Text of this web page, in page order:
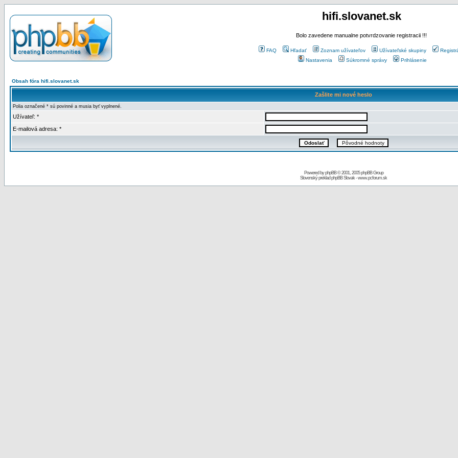
hifi.slovanet.sk
Bolo zavedene manualne potvrdzovanie registracii !!!
FAQ Hľadať Zoznam užívateľov Užívateľské skupiny
Nastavenia
Súkromné správy Prihlásenie
Obsah fóra hifi.slovanet.sk
Zašlite mi nové heslo
Polia označené * sú povinné a musia byť vyplnené.
Užívateľ: *
E-mailová adresa: *
Powered byphpBB© 2001, 2005 phpBB Group
Slovenský preklad phpBB Slovak-www.pcforum.sk